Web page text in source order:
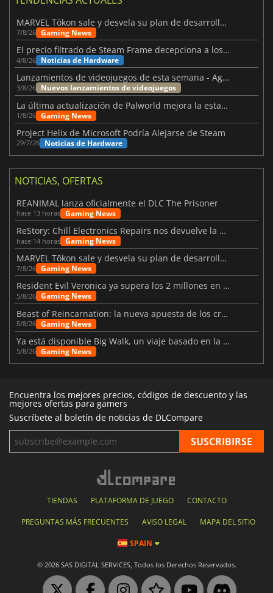
MARVEL Tōkon sale y desvela su plan de desarrollo para el primer año
7/8/26 Gaming News
El precio filtrado de Steam Frame decepciona a los usuarios
4/8/26 Noticias de Hardware
Lanzamientos de videojuegos de esta semana - Agosto de 2026 (semana 32)
3/8/26 Nuevos lanzamientos de videojuegos
La última actualización de Palworld mejora la estabilidad
1/8/26 Gaming News
Project Helix de Microsoft Podría Alejarse de Steam
29/7/26 Noticias de Hardware
NOTICIAS, OFERTAS
REANIMAL lanza oficialmente el DLC The Prisoner
hace 13 horas Gaming News
ReStory: Chill Electronics Repairs nos devuelve la nostalgia de los 2000
hace 14 horas Gaming News
MARVEL Tōkon sale y desvela su plan de desarrollo para el primer año
7/8/26 Gaming News
Resident Evil Veronica ya supera los 2 millones en listas de deseados
5/8/26 Gaming News
Beast of Reincarnation: la nueva apuesta de los creadores de Pokémon
5/8/26 Gaming News
Ya está disponible Big Walk, un viaje basado en la amistad
5/8/26 Gaming News
Encuentra los mejores precios, códigos de descuento y las
mejores ofertas para gamers
Suscríbete al boletín de noticias de DLCompare
TIENDAS PLATAFORMA DE JUEGO CONTACTO
PREGUNTAS MÁS FRECUENTES AVISO LEGAL MAPA DEL SITIO
SPAIN
© 2026 SAS DIGITAL SERVICES, Todos los Derechos Reservados.